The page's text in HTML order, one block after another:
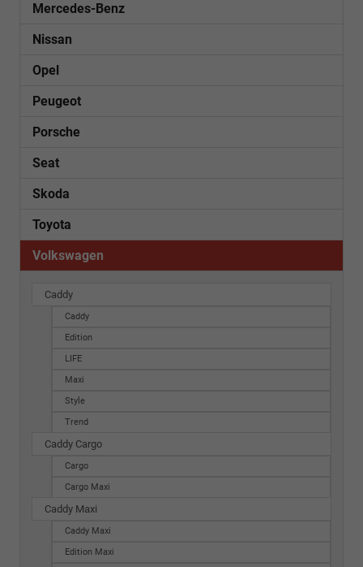
Mercedes-Benz
Nissan
Opel
Peugeot
Porsche
Seat
Skoda
Toyota
Volkswagen
Caddy
Caddy
Edition
LIFE
Maxi
Style
Trend
Caddy Cargo
Cargo
Cargo Maxi
Caddy Maxi
Caddy Maxi
Edition Maxi